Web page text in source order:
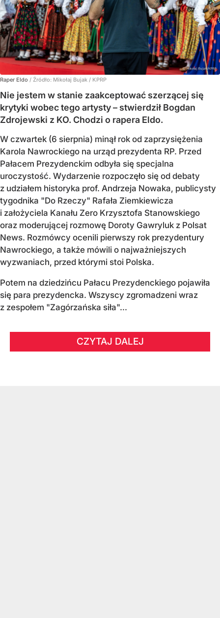
Raper Eldo / Źródło: Mikołaj Bujak / KPRP
Nie jestem w stanie zaakceptować szerzącej się
krytyki wobec tego artysty – stwierdził Bogdan
Zdrojewski z KO. Chodzi o rapera Eldo.
W czwartek (6 sierpnia) minął rok od zaprzysiężenia
Karola Nawrockiego na urząd prezydenta RP. Przed
Pałacem Prezydenckim odbyła się specjalna
uroczystość. Wydarzenie rozpoczęło się od debaty
z udziałem historyka prof. Andrzeja Nowaka, publicysty
tygodnika "Do Rzeczy" Rafała Ziemkiewicza
i założyciela Kanału Zero Krzysztofa Stanowskiego
oraz moderującej rozmowę Doroty Gawryluk z Polsat
News. Rozmówcy ocenili pierwszy rok prezydentury
Nawrockiego, a także mówili o najważniejszych
wyzwaniach, przed którymi stoi Polska.
Potem na dziedzińcu Pałacu Prezydenckiego pojawiła
się para prezydencka. Wszyscy zgromadzeni wraz
z zespołem "Zagórzańska siła"...
CZYTAJ DALEJ